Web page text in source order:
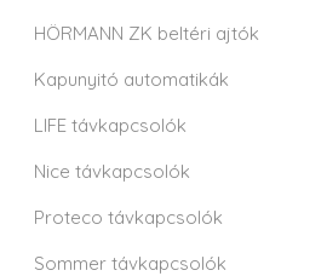
HÖRMANN ZK beltéri ajtók
Kapunyitó automatikák
LIFE távkapcsolók
Nice távkapcsolók
Proteco távkapcsolók
Sommer távkapcsolók